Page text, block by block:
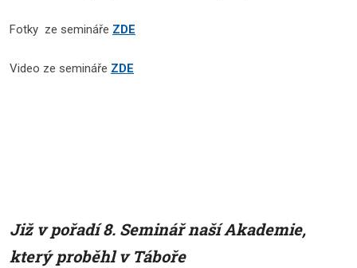
Fotky ze semináře ZDE
Video ze semináře ZDE
Již v pořadí 8. Seminář naší Akademie,
který proběhl v Táboře